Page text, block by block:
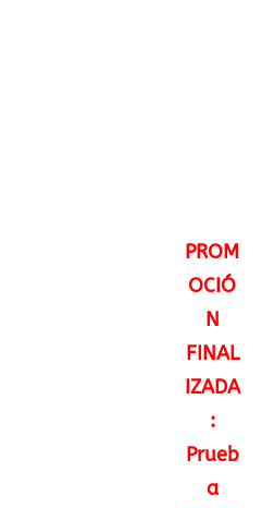
PROM
OCIÓ
N
FINAL
IZADA
:
Prueb
a